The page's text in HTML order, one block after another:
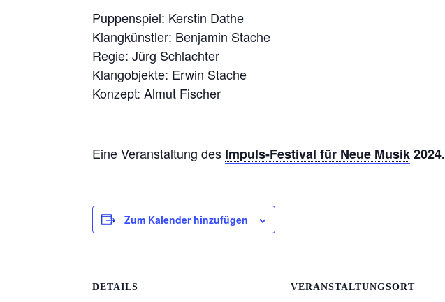
Puppenspiel: Kerstin Dathe
Klangkünstler: Benjamin Stache
Regie: Jürg Schlachter
Klangobjekte: Erwin Stache
Konzept: Almut Fischer
Eine Veranstaltung des Impuls-Festival für Neue Musik2024.
Zum Kalender hinzufügen
DETAILS VERANSTALTUNGSORT